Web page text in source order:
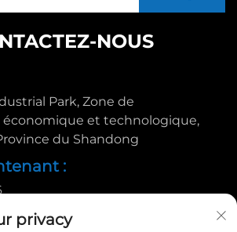
NOUS
Park, Zone de
et technologique,
du Shandong
:
privacy